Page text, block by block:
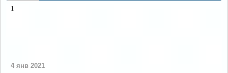
1
4 янв 2021